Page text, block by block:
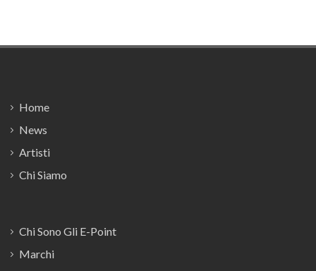
Home
News
Artisti
Chi Siamo
Chi Sono Gli E-Point
Marchi